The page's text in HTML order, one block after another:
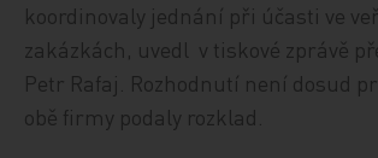
koordinovaly jednání při účasti ve
zakázkách, uvedl v tiskové zprávě
Petr Rafaj. Rozhodnutí není dosud
obě firmy podaly rozklad.